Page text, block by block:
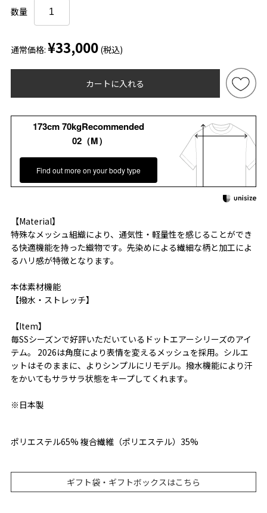
数量
通常価格: ¥33,000 (税込)
カートに入れる
173cm 70kgRecommended
02（M）
Find out more on your body type
【Material】
特殊なメッシュ組織により、通気性・軽量性を感じることができ
る快適機能を持った織物です。先染めによる繊細な柄と加工によ
るハリ感が特徴となります。
本体素材機能
【撥水・ストレッチ】
【Item】
毎SSシーズンで好評いただいているドットエアーシリーズのアイ
テム。 2026は角度により表情を変えるメッシュを採用。シルエ
ットはそのままに、よりシンプルにリモデル。撥水機能により汗
をかいてもサラサラ状態をキープしてくれます。
※日本製
ポリエステル65% 複合繊維（ポリエステル）35%
ギフト袋・ギフトボックスはこちら